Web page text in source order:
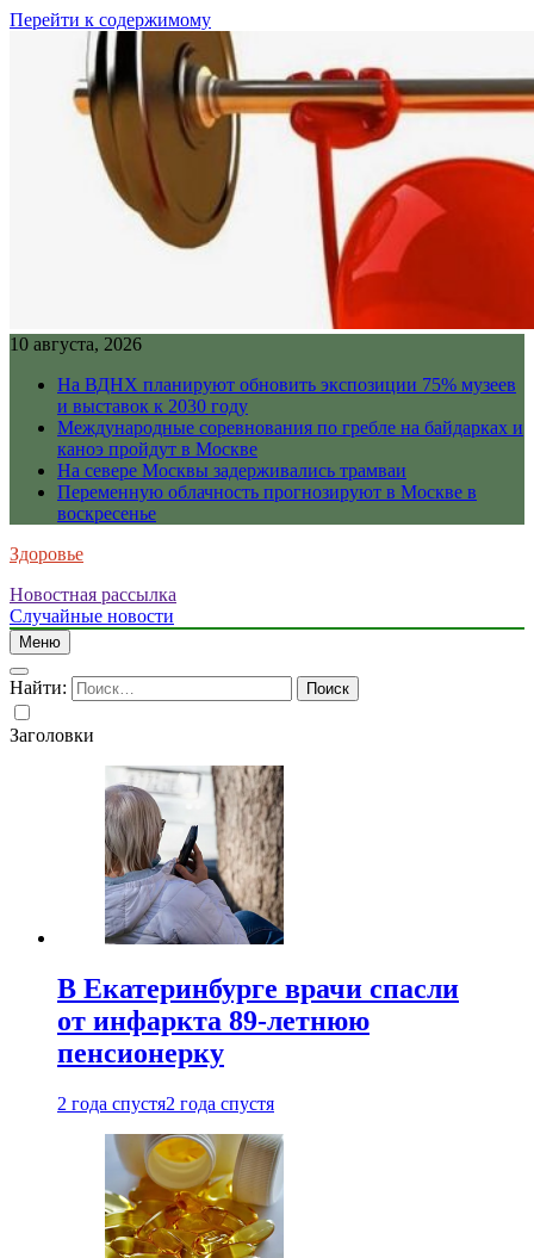
Перейти к содержимому
10 августа, 2026
На ВДНХ планируют обновить экспозиции 75% музеев
и выставок к 2030 году
Международные соревнования по гребле на байдарках и
каноэ пройдут в Москве
На севере Москвы задерживались трамваи
Переменную облачность прогнозируют в Москве в
воскресенье
Здоровье
Новостная рассылка
Случайные новости
Меню
Найти:
Заголовки
В Екатеринбурге врачи спасли
от инфаркта 89-летнюю
пенсионерку
2 года спустя2 года спустя